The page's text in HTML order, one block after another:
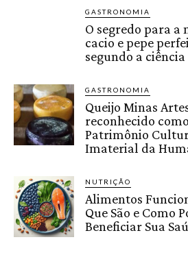
GASTRONOMIA
O segredo para a
cacio e pepe
segundo a ciência
GASTRONOMIA
Queijo Minas
reconhecido como
Patrimônio
Imaterial da
NUTRIÇÃO
Alimentos
Que São e Como
Beneficiar Sua